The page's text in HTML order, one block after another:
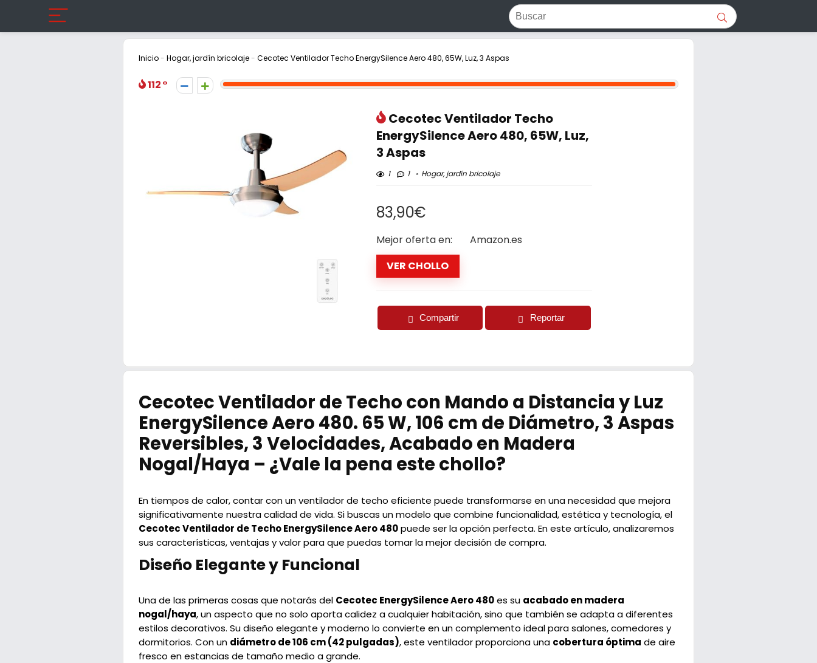
Inicio- Hogar, jardín bricolaje- Cecotec Ventilador Techo EnergySilence Aero 480, 65W, Luz, 3 Aspas
112
Cecotec Ventilador Techo
EnergySilence Aero 480, 65W, Luz,
3 Aspas
1 1 Hogar, jardín bricolaje
83,90€
Mejor oferta en:
Amazon.es
VER CHOLLO
Compartir Reportar
Cecotec Ventilador de Techo con Mando a Distancia y Luz
EnergySilence Aero 480. 65 W, 106 cm de Diámetro, 3 Aspas
Reversibles, 3 Velocidades, Acabado en Madera
Nogal/Haya – ¿Vale la pena este chollo?
En tiempos de calor, contar con un ventilador de techo eficiente puede transformarse en una necesidad que mejora
significativamente nuestra calidad de vida. Si buscas un modelo que combine funcionalidad, estética y tecnología, el
Cecotec Ventilador de Techo EnergySilence Aero 480puede ser la opción perfecta. En este artículo, analizaremos
sus características, ventajas y valor para que puedas tomar la mejor decisión de compra.
Diseño Elegante y Funcional
Una de las primeras cosas que notarás del Cecotec EnergySilence Aero 480es su acabado en madera
nogal/haya, un aspecto que no solo aporta calidez a cualquier habitación, sino que también se adapta a diferentes
estilos decorativos. Su diseño elegante y moderno lo convierte en un complemento ideal para salones, comedores y
dormitorios. Con un diámetro de 106 cm (42 pulgadas), este ventilador proporciona una cobertura óptima de aire
fresco en estancias de tamaño medio a grande.